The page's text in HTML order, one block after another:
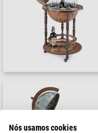
Nós usamos cookies